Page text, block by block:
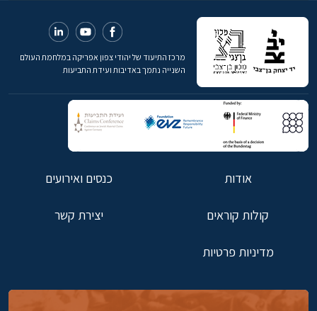
מרכז התיעוד של יהודי צפון אפריקה במלחמת העולם
השנייה נתמך באדיבות ועידת התביעות
אודות כנסים ואירועים
קולות קוראים יצירת קשר
מדיניות פרטיות